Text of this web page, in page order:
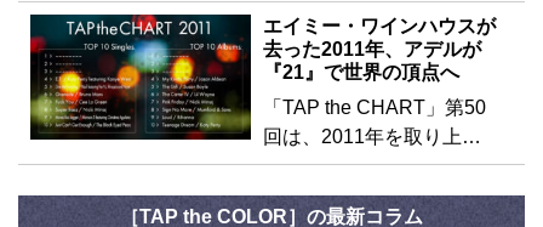
エイミー・ワインハウスが
去った2011年、アデルが
『21』で世界の頂点へ
「TAP the CHART」第50
回は、2011年を取り上…
［TAP the COLOR］の最新コラム